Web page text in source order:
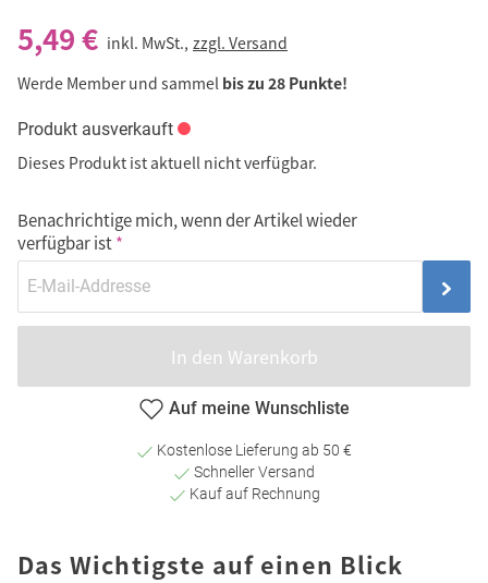
5,49 € inkl. MwSt., zzgl. Versand
Werde Member und sammel bis zu 28 Punkte!
Produkt ausverkauft
Dieses Produkt ist aktuell nicht verfügbar.
Benachrichtige mich, wenn der Artikel wieder
verfügbar ist
In den Warenkorb
Auf meine Wunschliste
Kostenlose Lieferung ab 50 €
Schneller Versand
Kauf auf Rechnung
Das Wichtigste auf einen Blick